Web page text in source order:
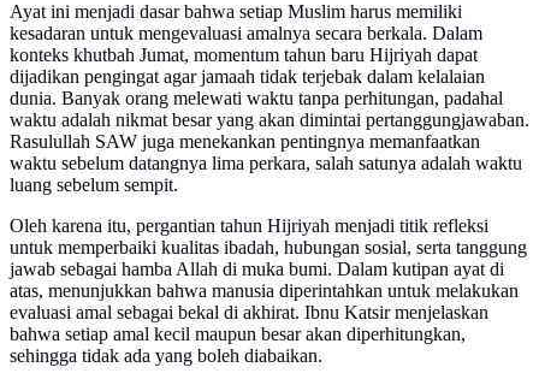
Ayat ini menjadi dasar bahwa setiap Muslim harus memiliki
kesadaran untuk mengevaluasi amalnya secara berkala. Dalam
konteks khutbah Jumat, momentum tahun baru Hijriyah dapat
dijadikan pengingat agar jamaah tidak terjebak dalam kelalaian
dunia. Banyak orang melewati waktu tanpa perhitungan, padahal
waktu adalah nikmat besar yang akan dimintai pertanggungjawaban.
Rasulullah SAW juga menekankan pentingnya memanfaatkan
waktu sebelum datangnya lima perkara, salah satunya adalah waktu
luang sebelum sempit.
Oleh karena itu, pergantian tahun Hijriyah menjadi titik refleksi
untuk memperbaiki kualitas ibadah, hubungan sosial, serta tanggung
jawab sebagai hamba Allah di muka bumi. Dalam kutipan ayat di
atas, menunjukkan bahwa manusia diperintahkan untuk melakukan
evaluasi amal sebagai bekal di akhirat. Ibnu Katsir menjelaskan
bahwa setiap amal kecil maupun besar akan diperhitungkan,
sehingga tidak ada yang boleh diabaikan.